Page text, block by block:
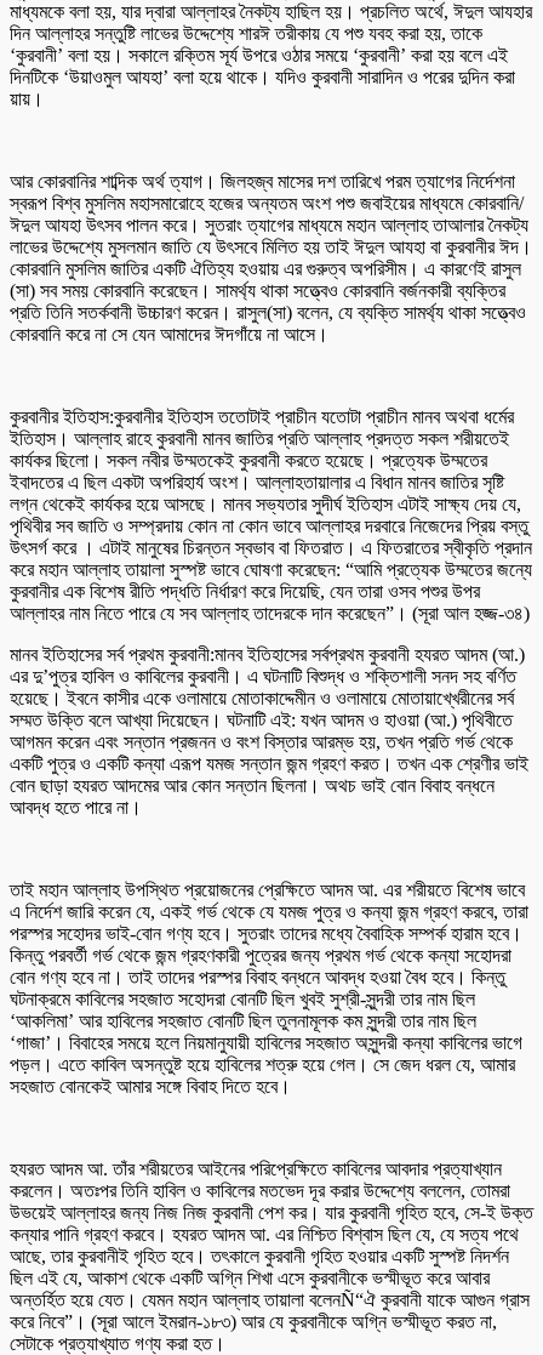
মাধ্যমকে বলা হয়, যার দ্বারা আল্লাহর নৈকট্য হাছিল হয়। প্রচলিত অর্থে, ঈদুল আযহার
দিন আল্লাহর সন্তুষ্টি লাভের উদ্দেশ্যে শারঈ তরীকায় যে পশু যবহ করা হয়, তাকে
‘কুরবানী’ বলা হয়। সকালে রক্তিম সূর্য উপরে ওঠার সময়ে ‘কুরবানী’ করা হয় বলে এই
দিনটিকে ‘উয়াওমুল আযহা’ বলা হয়ে থাকে। যদিও কুরবানী সারাদিন ও পরের দুদিন করা
য়ায়।
আর কোরবানির শাব্দিক অর্থ ত্যাগ। জিলহজ্ব মাসের দশ তারিখে পরম ত্যাগের নির্দেশনা
স্বরূপ বিশ্ব মুসলিম মহাসমারোহে হজের অন্যতম অংশ পশু জবাইয়ের মাধ্যমে কোরবানি/
ঈদুল আযহা উৎসব পালন করে। সুতরাং ত্যাগের মাধ্যমে মহান আল্লাহ তাআলার নৈকট্য
লাভের উদ্দেশ্যে মুসলমান জাতি যে উৎসবে মিলিত হয় তাই ঈদুল আযহা বা কুরবানীর ঈদ।
কোরবানি মুসলিম জাতির একটি ঐতিহ্য হওয়ায় এর গুরুত্ব অপরিসীম। এ কারণেই রাসুল
(সা) সব সময় কোরবানি করেছেন। সামর্থ্য থাকা সত্ত্বেও কোরবানি বর্জনকারী ব্যক্তির
প্রতি তিনি সতর্কবানী উচ্চারণ করেন। রাসুল(সা) বলেন, যে ব্যক্তি সামর্থ্য থাকা সত্ত্বেও
কোরবানি করে না সে যেন আমাদের ঈদগাঁয়ে না আসে।
কুরবানীর ইতিহাস:কুরবানীর ইতিহাস ততোটাই প্রাচীন যতোটা প্রাচীন মানব অথবা ধর্মের
ইতিহাস। আল্লাহ রাহে কুরবানী মানব জাতির প্রতি আল্লাহ প্রদত্ত সকল শরীয়তেই
কার্যকর ছিলো। সকল নবীর উম্মতকেই কুরবানী করতে হয়েছে। প্রত্যেক উম্মতের
ইবাদতের এ ছিল একটা অপরিহার্য অংশ। আল্লাহতায়ালার এ বিধান মানব জাতির সৃষ্টি
লগ্ন থেকেই কার্যকর হয়ে আসছে। মানব সভ্যতার সুদীর্ঘ ইতিহাস এটাই সাক্ষ্য দেয় যে,
পৃথিবীর সব জাতি ও সম্প্রদায় কোন না কোন ভাবে আল্লাহর দরবারে নিজেদের প্রিয় বস্তু
উৎসর্গ করে । এটাই মানুষের চিরন্তন স্বভাব বা ফিতরাত। এ ফিতরাতের স্বীকৃতি প্রদান
করে মহান আল্লাহ তায়ালা সুস্পষ্ট ভাবে ঘোষণা করেছেন: “আমি প্রত্যেক উম্মতের জন্যে
কুরবানীর এক বিশেষ রীতি পদ্ধতি নির্ধারণ করে দিয়েছি, যেন তারা ওসব পশুর উপর
আল্লাহর নাম নিতে পারে যে সব আল্লাহ তাদেরকে দান করেছেন”। (সূরা আল হজ্জ-৩৪)
মানব ইতিহাসের সর্ব প্রথম কুরবানী:মানব ইতিহাসের সর্বপ্রথম কুরবানী হযরত আদম (আ.)
এর দু’পুত্র হাবিল ও কাবিলের কুরবানী। এ ঘটনাটি বিশুদ্ধ ও শক্তিশালী সনদ সহ বর্ণিত
হয়েছে। ইবনে কাসীর একে ওলামায়ে মোতাকাদ্দেমীন ও ওলামায়ে মোতায়াখ্খেরীনের সর্ব
সম্মত উক্তি বলে আখ্যা দিয়েছেন। ঘটনাটি এই: যখন আদম ও হাওয়া (আ.) পৃথিবীতে
আগমন করেন এবং সন্তান প্রজনন ও বংশ বিস্তার আরম্ভ হয়, তখন প্রতি গর্ভ থেকে
একটি পুত্র ও একটি কন্যা এরূপ যমজ সন্তান জন্ম গ্রহণ করত। তখন এক শ্রেণীর ভাই
বোন ছাড়া হযরত আদমের আর কোন সন্তান ছিলনা। অথচ ভাই বোন বিবাহ বন্ধনে
আবদ্ধ হতে পারে না।
তাই মহান আল্লাহ উপস্থিত প্রয়োজনের প্রেক্ষিতে আদম আ. এর শরীয়তে বিশেষ ভাবে
এ নির্দেশ জারি করেন যে, একই গর্ভ থেকে যে যমজ পুত্র ও কন্যা জন্ম গ্রহণ করবে, তারা
পরস্পর সহোদর ভাই-বোন গণ্য হবে। সুতরাং তাদের মধ্যে বৈবাহিক সম্পর্ক হারাম হবে।
কিন্তু পরবর্তী গর্ভ থেকে জন্ম গ্রহণকারী পুত্রের জন্য প্রথম গর্ভ থেকে কন্যা সহোদরা
বোন গণ্য হবে না। তাই তাদের পরস্পর বিবাহ বন্ধনে আবদ্ধ হওয়া বৈধ হবে। কিন্তু
ঘটনাক্রমে কাবিলের সহজাত সহোদরা বোনটি ছিল খুবই সুশ্রী-সুন্দরী তার নাম ছিল
‘আকলিমা’ আর হাবিলের সহজাত বোনটি ছিল তুলনামূলক কম সুন্দরী তার নাম ছিল
‘গাজা’। বিবাহের সময়ে হলে নিয়মানুযায়ী হাবিলের সহজাত অসুন্দরী কন্যা কাবিলের ভাগে
পড়ল। এতে কাবিল অসন্তুষ্ট হয়ে হাবিলের শত্রু হয়ে গেল। সে জেদ ধরল যে, আমার
সহজাত বোনকেই আমার সঙ্গে বিবাহ দিতে হবে।
হযরত আদম আ. তাঁর শরীয়তের আইনের পরিপ্রেক্ষিতে কাবিলের আবদার প্রত্যাখ্যান
করলেন। অতঃপর তিনি হাবিল ও কাবিলের মতভেদ দূর করার উদ্দেশ্যে বললেন, তোমরা
উভয়েই আল্লাহর জন্য নিজ নিজ কুরবানী পেশ কর। যার কুরবানী গৃহিত হবে, সে-ই উক্ত
কন্যার পানি গ্রহণ করবে। হযরত আদম আ. এর নিশ্চিত বিশ্বাস ছিল যে, যে সত্য পথে
আছে, তার কুরবানীই গৃহিত হবে। তৎকালে কুরবানী গৃহিত হওয়ার একটি সুস্পষ্ট নিদর্শন
ছিল এই যে, আকাশ থেকে একটি অগ্নি শিখা এসে কুরবানীকে ভস্মীভূত করে আবার
অন্তর্হিত হয়ে যেত। যেমন মহান আল্লাহ তায়ালা বলেনÑ“ঐ কুরবানী যাকে আগুন গ্রাস
করে নিবে”। (সূরা আলে ইমরান-১৮৩) আর যে কুরবানীকে অগ্নি ভস্মীভূত করত না,
সেটাকে প্রত্যাখ্যাত গণ্য করা হত।